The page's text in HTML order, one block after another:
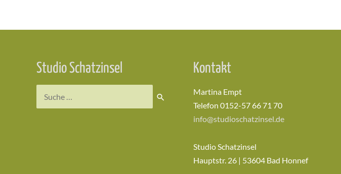
Studio Schatzinsel Kontakt
Martina Empt
Telefon 0152-57 66 71 70
info@studioschatzinsel.de
Studio Schatzinsel
Hauptstr. 26 | 53604 Bad Honnef